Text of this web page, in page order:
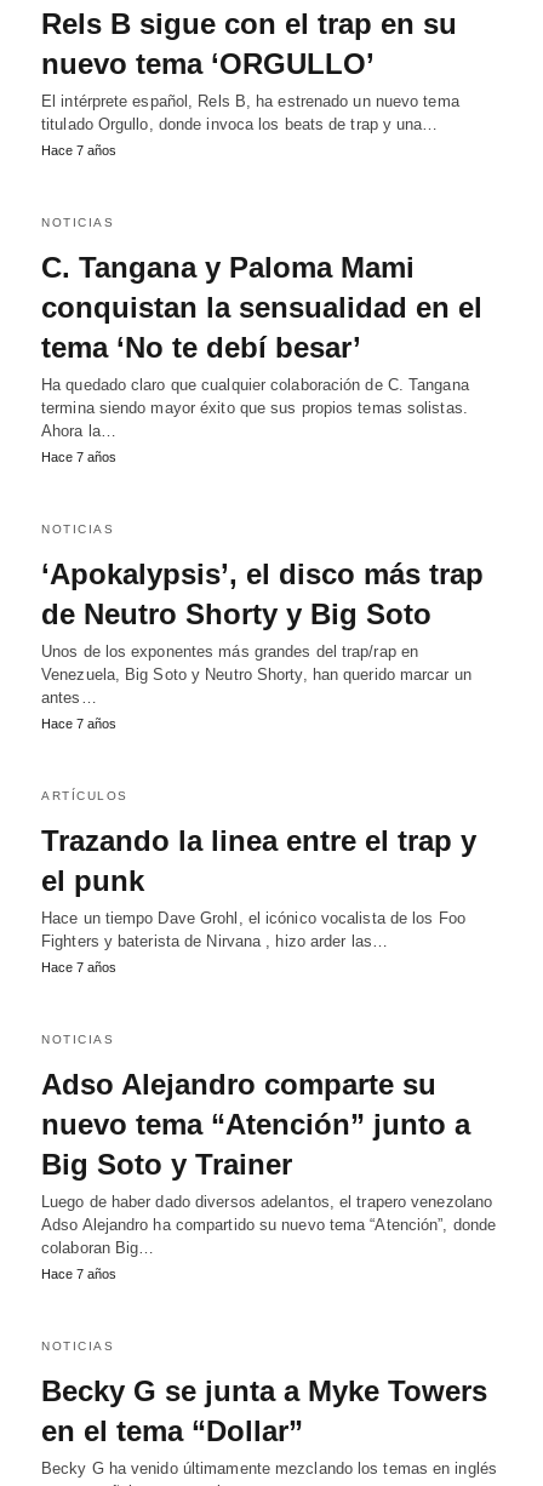
Rels B sigue con el trap en su
nuevo tema ‘ORGULLO’
El intérprete español, Rels B, ha estrenado un nuevo tema
titulado Orgullo, donde invoca los beats de trap y una…
Hace 7 años
NOTICIAS
C. Tangana y Paloma Mami
conquistan la sensualidad en el
tema ‘No te debí besar’
Ha quedado claro que cualquier colaboración de C. Tangana
termina siendo mayor éxito que sus propios temas solistas.
Ahora la…
Hace 7 años
NOTICIAS
‘Apokalypsis’, el disco más trap
de Neutro Shorty y Big Soto
Unos de los exponentes más grandes del trap/rap en
Venezuela, Big Soto y Neutro Shorty, han querido marcar un
antes…
Hace 7 años
ARTÍCULOS
Trazando la linea entre el trap y
el punk
Hace un tiempo Dave Grohl, el icónico vocalista de los Foo
Fighters y baterista de Nirvana , hizo arder las…
Hace 7 años
NOTICIAS
Adso Alejandro comparte su
nuevo tema “Atención” junto a
Big Soto y Trainer
Luego de haber dado diversos adelantos, el trapero venezolano
Adso Alejandro ha compartido su nuevo tema “Atención”, donde
colaboran Big…
Hace 7 años
NOTICIAS
Becky G se junta a Myke Towers
en el tema “Dollar”
Becky G ha venido últimamente mezclando los temas en inglés